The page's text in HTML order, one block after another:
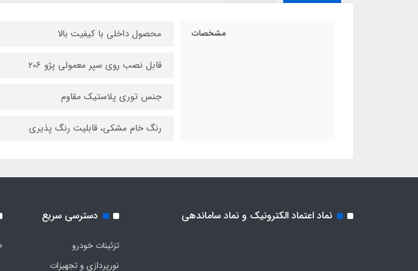
مشخصات محصول داخلی با کیفیت بالا
قابل نصب روی سپر معمولی پژو 206
جنس توری پلاستیک مقاوم
رنگ خام مشکی، قابلیت رنگ پذیری
نماد اعتماد الکترونیک و نماد ساماندهی دسترسی سریع
تزئینات خودرو
نورپردازی و تجهیزات